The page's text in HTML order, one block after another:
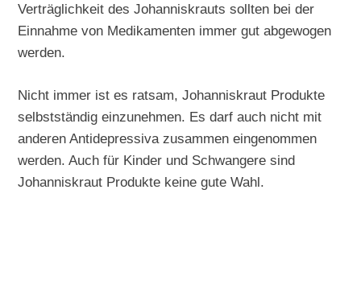
Verträglichkeit des Johanniskrauts sollten bei der
Einnahme von Medikamenten immer gut abgewogen
werden.
Nicht immer ist es ratsam, Johanniskraut Produkte
selbstständig einzunehmen. Es darf auch nicht mit
anderen Antidepressiva zusammen eingenommen
werden. Auch für Kinder und Schwangere sind
Johanniskraut Produkte keine gute Wahl.